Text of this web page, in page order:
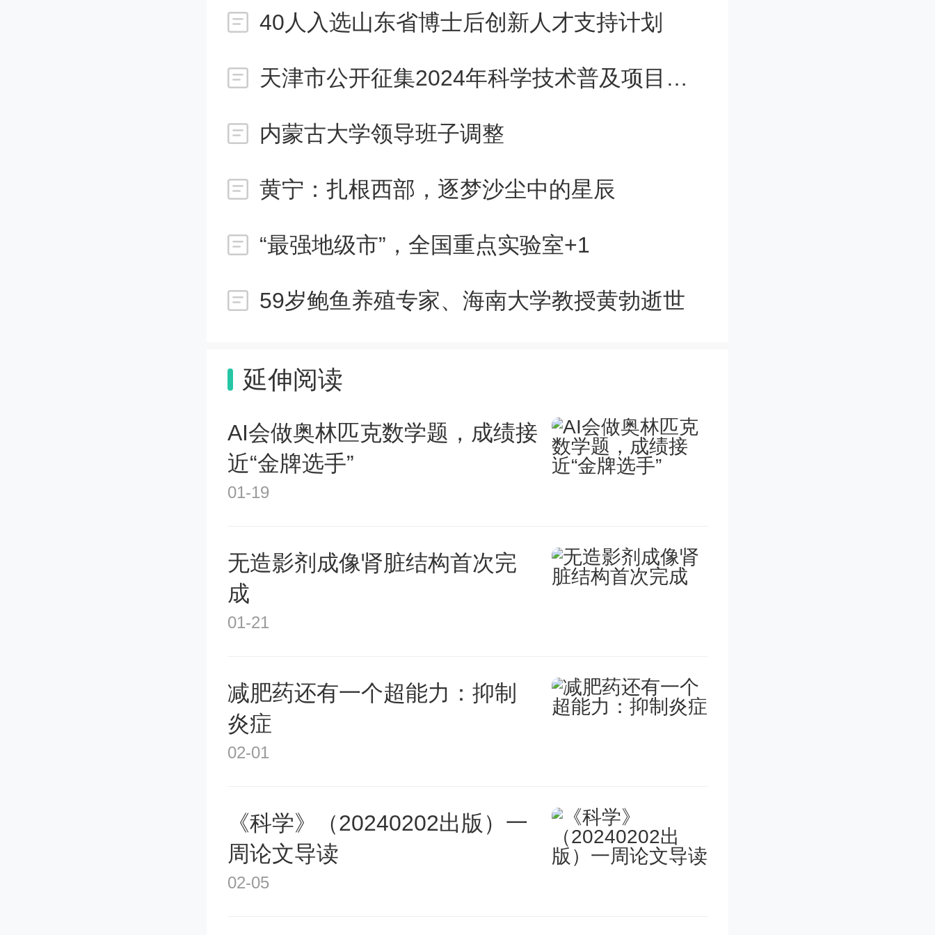
第二类叫「Agent」，是实时代用户去访问网页
填个表单，它背后就有一个 Agent 爬虫在替你跑
腿。
第三类叫「Training」，就是大规模抓取内容用
于模型训练的爬虫。
三类分开标注。网站主可以分别对每一类设置
可以。你想让 AI 代理帮你的用户查信息？也可
以。但你不想让 AI 公司白嫖你的内容去训练模
型？那你可以单独把 Training 关掉。
Google 的 Googlebot 是一个典型的「混合爬
虫」——它同时为 Google 搜索建索引，也为 Go
ogle 的 AI 功能（比如 AI Overviews）采集数
据。Google 确实提供了一个叫 Google-Extende
d 的工具，允许网站选退 AI 训练。但问题在于，
索引擎内置的 AI 功能收集数据。
40人入选山东省博士后创新人才支持计划
天津市公开征集2024年科学技术普及项目需求
内蒙古大学领导班子调整
黄宁：扎根西部，逐梦沙尘中的星辰
“最强地级市”，全国重点实验室+1
59岁鲍鱼养殖专家、海南大学教授黄勃逝世
延伸阅读
AI会做奥林匹克数学题，成绩接
近“金牌选手”
01-19
无造影剂成像肾脏结构首次完
成
01-21
减肥药还有一个超能力：抑制
炎症
02-01
《科学》（20240202出版）一
周论文导读
02-05